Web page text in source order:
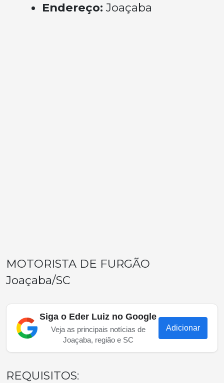
Endereço: Joaçaba
MOTORISTA DE FURGÃO
Joaçaba/SC
Siga o Eder Luiz no Google
Veja as principais notícias de
Joaçaba, região e SC
Adicionar
REQUISITOS: